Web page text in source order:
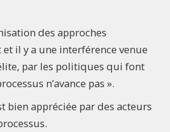
des approches
et il y a une interférence venue
par les politiques qui font
n’avance pas ».
bien appréciée par des acteurs